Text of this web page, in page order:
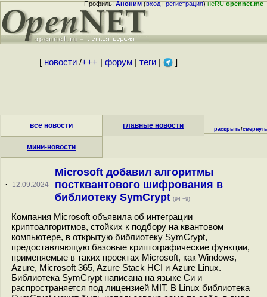
Профиль:Аноним(вход|регистрация)неRUopennet.me
[ новости/+++ форум| теги| ]
все новости главные новости
мини-новости
раскрыть/свернуть
· 12.09.2024
Microsoft добавил алгоритмы
постквантового шифрования в
библиотеку SymCrypt (94 +9)
Компания Microsoft объявила об интеграции
криптоалгоритмов, стойких к подбору на квантовом
компьютере, в открытую библиотеку SymCrypt,
предоставляющую базовые криптографические функции,
применяемые в таких проектах Microsoft, как Windows,
Azure, Microsoft 365, Azure Stack HCI и Azure Linux.
Библиотека SymCrypt написана на языке Си и
распространяется под лицензией MIT. В Linux библиотека